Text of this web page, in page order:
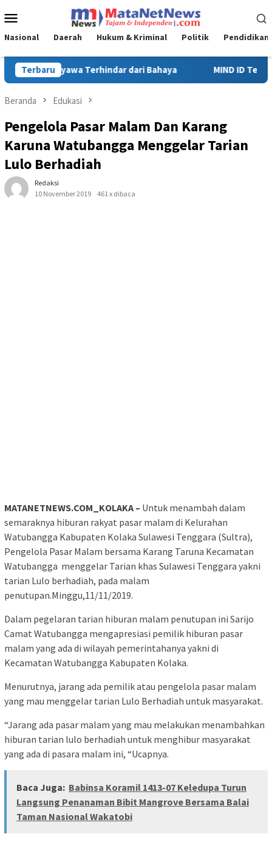
ke
Mobile
Nasional Daerah Hukum & Kriminal Politik Pendidikan
Terbaru
MIND ID Tegaskan Dukungan Penuh Bagi PT Vale di
Beranda Edukasi
Pengelola Pasar Malam Dan Karang
Karuna Watubangga Menggelar Tarian
Lulo Berhadiah
Redaksi
10 November 2019
461 x dibaca
MATANETNEWS.COM_KOLAKA – Untuk menambah dalam
semaraknya hiburan rakyat pasar malam di Kelurahan
Watubangga Kabupaten Kolaka Sulawesi Tenggara (Sultra),
Pengelola Pasar Malam bersama Karang Taruna Kecamatan
Watubangga menggelar Tarian khas Sulawesi Tenggara yakni
tarian Lulo berhadiah, pada malam
penutupan.Minggu,11/11/2019.
Dalam pegelaran tarian hiburan malam penutupan ini Sarijo
Camat Watubangga mengapresiasi pemilik hiburan pasar
malam yang ada di wilayah pemerintahanya yakni di
Kecamatan Watubangga Kabupaten Kolaka.
Menurutnya, jarang ada pemilik atau pengelola pasar malam
yang mau menggelar tarian Lulo Berhadiah untuk masyarakat.
“Jarang ada pasar malam yang mau melakukan menambahkan
hiburan tarian lulo berhadiah untuk menghibur masyarakat
yang ada di pasara malam ini, “Ucapnya.
Baca Juga: Babinsa Koramil 1413-07 Keledupa Turun
Langsung Penanaman Bibit Mangrove Bersama Balai
Taman Nasional Wakatobi